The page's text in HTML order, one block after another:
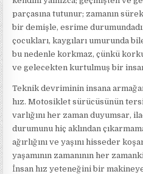
parçasına tutunur; zamanın
bir demişle, esrime
çocukları, kaygıları umurunda
bu nedenle korkmaz, çünkü
ve gelecekten kurtulmuş bir
Teknik devriminin insana
hız. Motosiklet sürücüsünün
varlığını her zaman duyumsar,
durumunu hiç aklından
ağırlığını ve yaşını hisseder
yaşamının zamanının her
İnsan hız yeteneğini bir